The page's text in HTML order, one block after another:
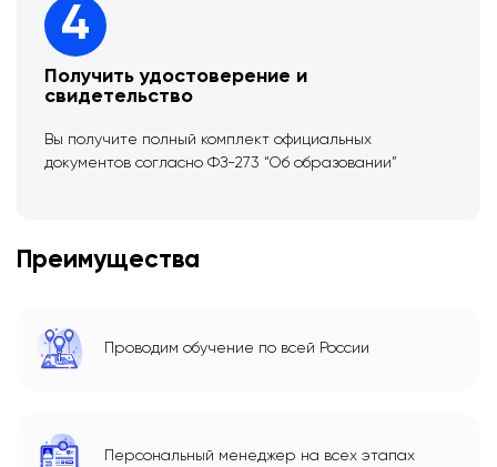
4
Получить удостоверение и
свидетельство
Вы получите полный комплект официальных
документов согласно ФЗ-273 “Об образовании”
Преимущества
Проводим обучение по всей России
Персональный менеджер на всех этапах